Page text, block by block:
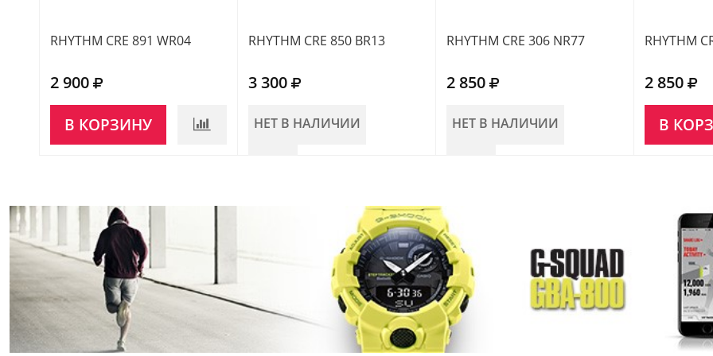
RHYTHM CRE 891 WR04
2 900
В КОРЗИНУ
RHYTHM CRE 850 BR13
3 300
НЕТ В НАЛИЧИИ
RHYTHM CRE 306 NR77
2 850
НЕТ В НАЛИЧИИ
RHYTHM
2 850
В